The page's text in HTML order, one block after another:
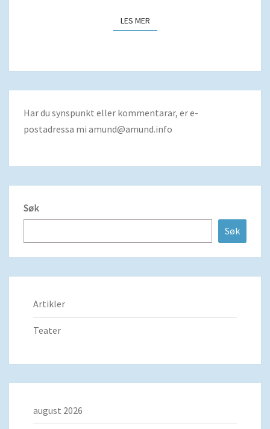
LES MERLES MER
Har du synspunkt eller kommentarar, er e-
postadressa mi amund@amund.info
Søk
Søk
Artikler
Teater
august 2026